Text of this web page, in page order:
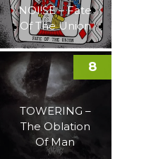
NOI!SE – Fate
Of The Union
TOWERING –
The Oblation
Of Man
8